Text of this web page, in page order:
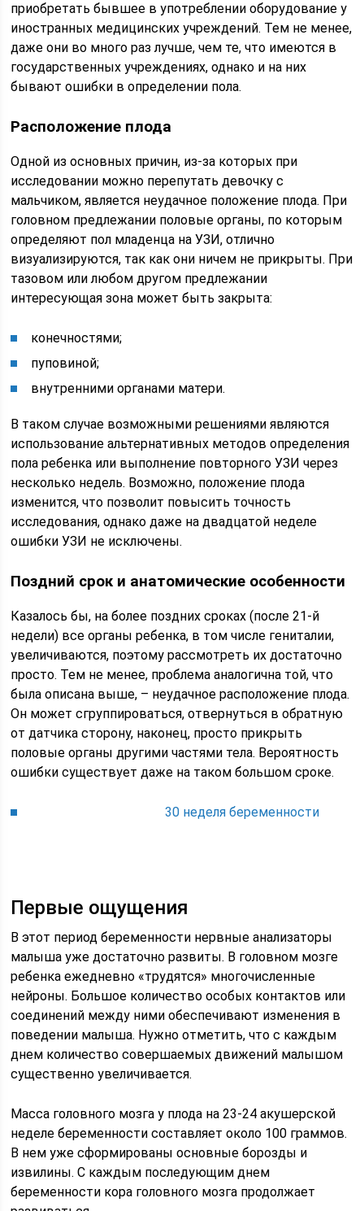
приобретать бывшее в употреблении оборудование у
иностранных медицинских учреждений. Тем не менее,
даже они во много раз лучше, чем те, что имеются в
государственных учреждениях, однако и на них
бывают ошибки в определении пола.
Расположение плода
Одной из основных причин, из-за которых при
исследовании можно перепутать девочку с
мальчиком, является неудачное положение плода. При
головном предлежании половые органы, по которым
определяют пол младенца на УЗИ, отлично
визуализируются, так как они ничем не прикрыты. При
тазовом или любом другом предлежании
интересующая зона может быть закрыта:
конечностями;
пуповиной;
внутренними органами матери.
В таком случае возможными решениями являются
использование альтернативных методов определения
пола ребенка или выполнение повторного УЗИ через
несколько недель. Возможно, положение плода
изменится, что позволит повысить точность
исследования, однако даже на двадцатой неделе
ошибки УЗИ не исключены.
Поздний срок и анатомические особенности
Казалось бы, на более поздних сроках (после 21-й
недели) все органы ребенка, в том числе гениталии,
увеличиваются, поэтому рассмотреть их достаточно
просто. Тем не менее, проблема аналогична той, что
была описана выше, – неудачное расположение плода.
Он может сгруппироваться, отвернуться в обратную
от датчика сторону, наконец, просто прикрыть
половые органы другими частями тела. Вероятность
ошибки существует даже на таком большом сроке.
30 неделя беременности
Первые ощущения
В этот период беременности нервные анализаторы
малыша уже достаточно развиты. В головном мозге
ребенка ежедневно «трудятся» многочисленные
нейроны. Большое количество особых контактов или
соединений между ними обеспечивают изменения в
поведении малыша. Нужно отметить, что с каждым
днем количество совершаемых движений малышом
существенно увеличивается.
Масса головного мозга у плода на 23-24 акушерской
неделе беременности составляет около 100 граммов.
В нем уже сформированы основные борозды и
извилины. С каждым последующим днем
беременности кора головного мозга продолжает